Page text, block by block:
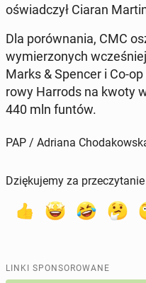
oświad­czył Ciaran
Dla po­rów­na­nia, CMC
wy­mie­rzo­nych
Marks & Spencer i Co-
ro­wy Harrods na kwoty
440 mln funtów.
PAP / Adriana
Dziękujemy za
LINKI SPONSOROWANE